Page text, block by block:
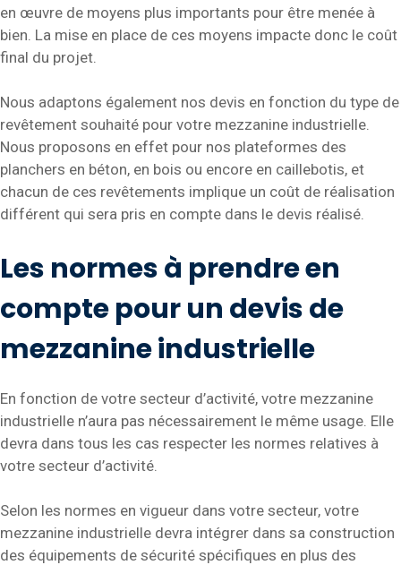
en œuvre de moyens plus importants pour être menée à
bien. La mise en place de ces moyens impacte donc le coût
final du projet.
Nous adaptons également nos devis en fonction du type de
revêtement souhaité pour votre mezzanine industrielle.
Nous proposons en effet pour nos plateformes des
planchers en béton, en bois ou encore en caillebotis, et
chacun de ces revêtements implique un coût de réalisation
différent qui sera pris en compte dans le devis réalisé.
Les normes à prendre en
compte pour un devis de
mezzanine industrielle
En fonction de votre secteur d’activité, votre mezzanine
industrielle n’aura pas nécessairement le même usage. Elle
devra dans tous les cas respecter les normes relatives à
votre secteur d’activité.
Selon les normes en vigueur dans votre secteur, votre
mezzanine industrielle devra intégrer dans sa construction
des équipements de sécurité spécifiques en plus des